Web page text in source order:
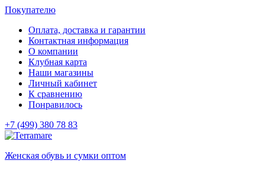
Покупателю
Оплата, доставка и гарантии
Контактная информация
О компании
Клубная карта
Наши магазины
Личный кабинет
К сравнению
Понравилось
+7 (499) 380 78 83
Женская обувь и сумки оптом